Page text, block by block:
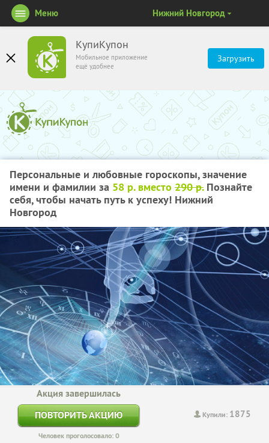
КупиКупон
Мобильное приложение
ещё удобнее
Загрузить
Меню Нижний Новгород
Персональные и любовные гороскопы, значение
имени и фамилии за 58 р. вместо 290 р.Познайте
себя, чтобы начать путь к успеху! Нижний
Новгород
Купили: 1875
Акция завершилась
ПОВТОРИТЬ АКЦИЮ
Человек проголосовало: 0